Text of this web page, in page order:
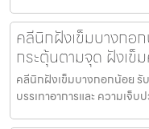
คลีนิกฝังเข็มบางกอ
กระตุ้นตามจุด ฝังเข็
คลีนิกฝังเข็มบางกอกน้อย รั
บรรเทาอาการและ ความเจ็